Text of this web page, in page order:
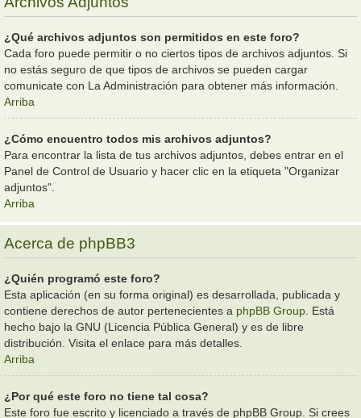
¿Qué archivos adjuntos son permitidos en este foro?
Cada foro puede permitir o no ciertos tipos de archivos adjuntos. Si
no estás seguro de que tipos de archivos se pueden cargar
comunicate con La Administración para obtener más información.
Arriba
¿Cómo encuentro todos mis archivos adjuntos?
Para encontrar la lista de tus archivos adjuntos, debes entrar en el
Panel de Control de Usuario y hacer clic en la etiqueta "Organizar
adjuntos".
Arriba
Acerca de phpBB3
¿Quién programó este foro?
Esta aplicación (en su forma original) es desarrollada, publicada y
contiene derechos de autor pertenecientes a phpBB Group . Está
hecho bajo la GNU (Licencia Pública General) y es de libre
distribución. Visita el enlace para más detalles.
Arriba
¿Por qué este foro no tiene tal cosa?
Este foro fue escrito y licenciado a través de phpBB Group. Si crees